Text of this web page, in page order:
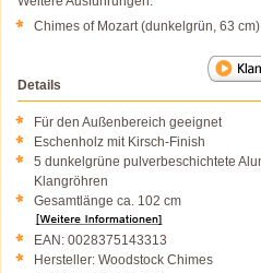
Chimes of Mozart (dunkelgrün, 63 cm)
Details
Für den Außenbereich geeignet
Eschenholz mit Kirsch-Finish
5 dunkelgrüne pulverbeschichtete
Klangröhren
Gesamtlänge ca. 102 cm
EAN: 0028375143313
Hersteller: Woodstock Chimes